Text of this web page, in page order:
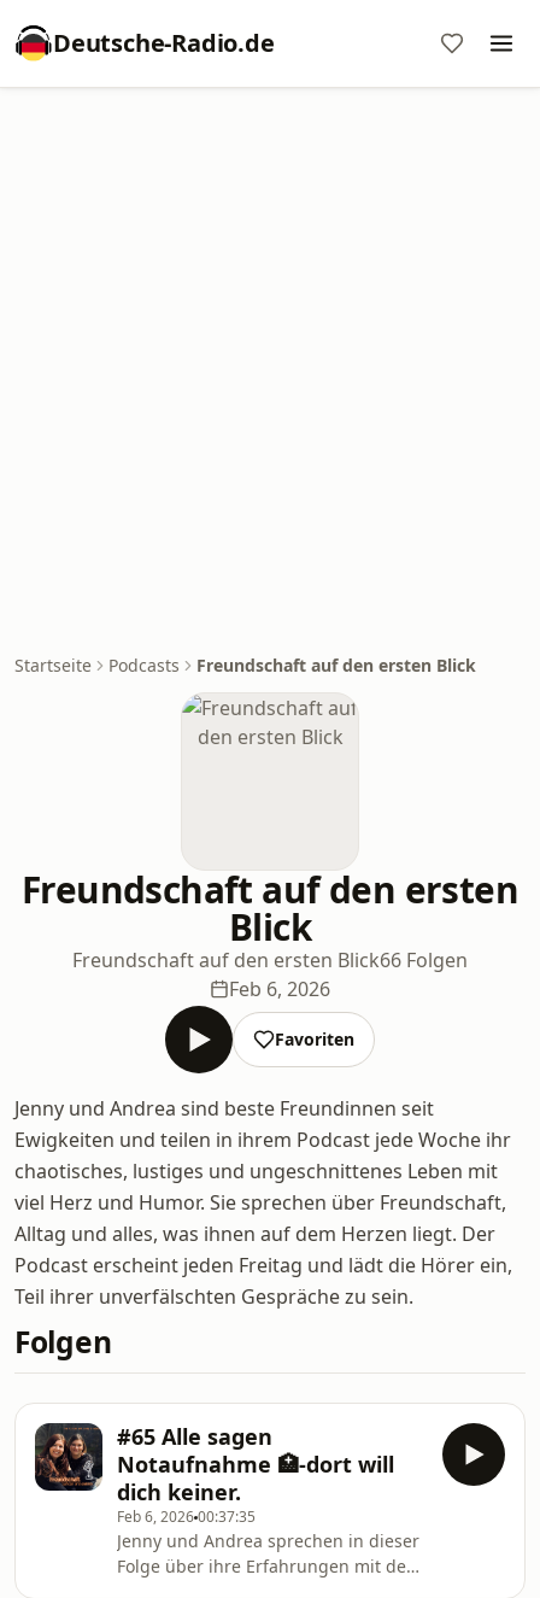
Deutsche-Radio.de
Startseite Podcasts Freundschaft auf den ersten Blick
Freundschaft auf den ersten
Blick
Freundschaft auf den ersten Blick66 Folgen
Feb 6, 2026
Favoriten
Jenny und Andrea sind beste Freundinnen seit
Ewigkeiten und teilen in ihrem Podcast jede Woche ihr
chaotisches, lustiges und ungeschnittenes Leben mit
viel Herz und Humor. Sie sprechen über Freundschaft,
Alltag und alles, was ihnen auf dem Herzen liegt. Der
Podcast erscheint jeden Freitag und lädt die Hörer ein,
Teil ihrer unverfälschten Gespräche zu sein.
Folgen
#65 Alle sagen
Notaufnahme 🏥-dort will
dich keiner.
Feb 6, 202600:37:35
Jenny und Andrea sprechen in dieser
Folge über ihre Erfahrungen mit dem